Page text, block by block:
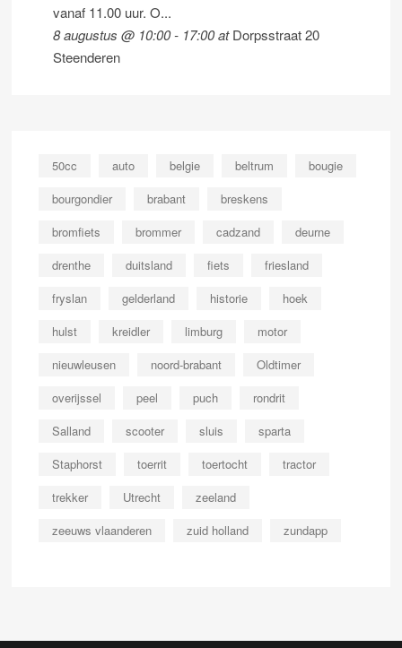
vanaf 11.00 uur. O...
8 augustus @ 10:00- 17:00atDorpsstraat 20
Steenderen
50cc auto belgie beltrum
bougie
bourgondier
brabant
breskens
bromfiets
brommer cadzand
deurne
drenthe
duitsland fiets
friesland
fryslan
gelderland historie
hoek
hulst
kreidler limburg
motor
nieuwleusen
noord-brabant
Oldtimer
overijssel
peel puch
rondrit
Salland
scooter sluis
sparta
Staphorst
toerrit toertocht
tractor
trekker
Utrecht
zeeland
zeeuws vlaanderen
zuid holland zundapp